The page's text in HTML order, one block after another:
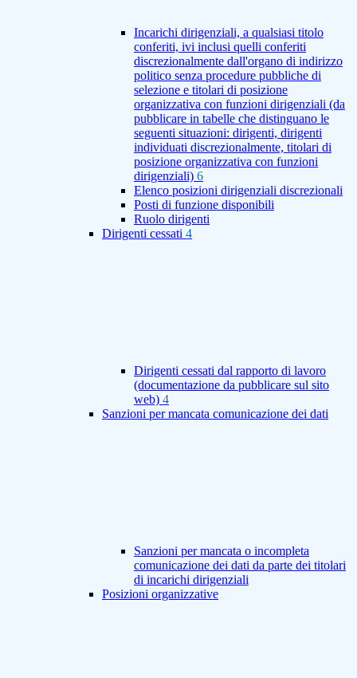
Incarichi dirigenziali, a qualsiasi titolo
conferiti, ivi inclusi quelli conferiti
discrezionalmente dall'organo di indirizzo
politico senza procedure pubbliche di
selezione e titolari di posizione
organizzativa con funzioni dirigenziali (da
pubblicare in tabelle che distinguano le
seguenti situazioni: dirigenti, dirigenti
individuati discrezionalmente, titolari di
posizione organizzativa con funzioni
dirigenziali) 6
Elenco posizioni dirigenziali discrezionali
Posti di funzione disponibili
Ruolo dirigenti
Dirigenti cessati 4
Dirigenti cessati dal rapporto di lavoro
(documentazione da pubblicare sul sito
web) 4
Sanzioni per mancata comunicazione dei dati
Sanzioni per mancata o incompleta
comunicazione dei dati da parte dei titolari
di incarichi dirigenziali
Posizioni organizzative